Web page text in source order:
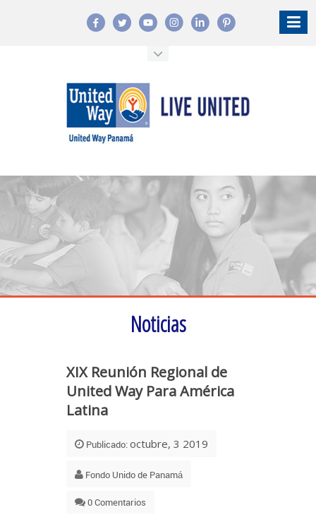
Noticias
XIX Reunión Regional de
United Way Para América
Latina
Publicado: octubre, 3 2019
Fondo Unido de Panamá
0 Comentarios